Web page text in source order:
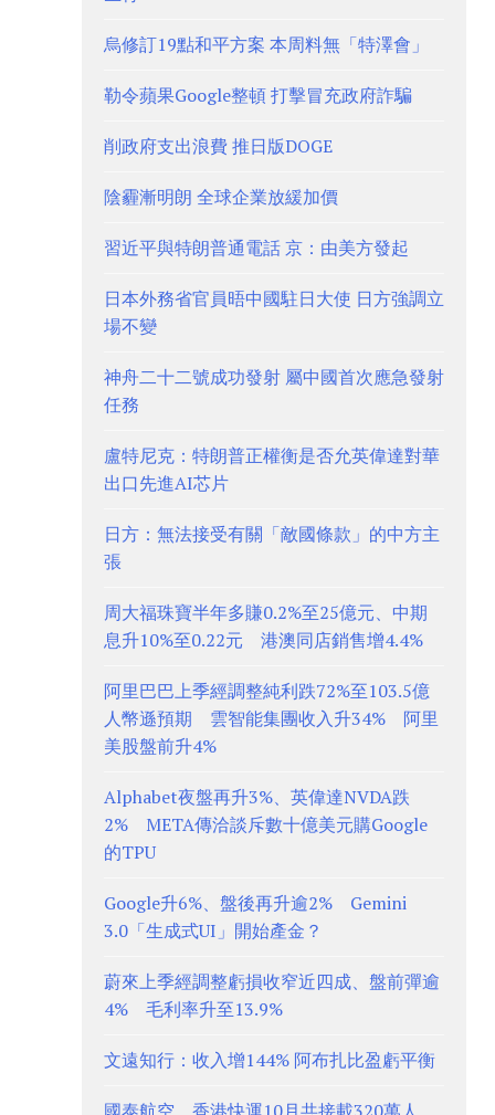
烏修訂19點和平方案 本周料無「特澤會」
勒令蘋果Google整頓 打擊冒充政府詐騙
削政府支出浪費 推日版DOGE
陰霾漸明朗 全球企業放緩加價
習近平與特朗普通電話 京：由美方發起
日本外務省官員晤中國駐日大使 日方強調立
場不變
神舟二十二號成功發射 屬中國首次應急發射
任務
盧特尼克：特朗普正權衡是否允英偉達對華
出口先進AI芯片
日方：無法接受有關「敵國條款」的中方主
張
周大福珠寶半年多賺0.2%至25億元、中期
息升10%至0.22元 港澳同店銷售增4.4%
阿里巴巴上季經調整純利跌72%至103.5億
人幣遜預期 雲智能集團收入升34% 阿里
美股盤前升4%
Alphabet夜盤再升3%、英偉達NVDA跌
2% META傳洽談斥數十億美元購Google
的TPU
Google升6%、盤後再升逾2% Gemini
3.0「生成式UI」開始產金？
蔚來上季經調整虧損收窄近四成、盤前彈逾
4% 毛利率升至13.9%
文遠知行：收入增144% 阿布扎比盈虧平衡